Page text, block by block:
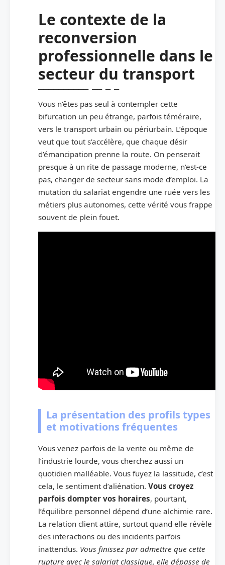
Le contexte de la
reconversion
professionnelle dans le
secteur du transport
Vous n’êtes pas seul à contempler cette
bifurcation un peu étrange, parfois téméraire,
vers le transport urbain ou périurbain. L’époque
veut que tout s’accélère, que chaque désir
d’émancipation prenne la route. On penserait
presque à un rite de passage moderne, n’est-ce
pas, changer de secteur sans mode d’emploi. La
mutation du salariat engendre une ruée vers les
métiers plus autonomes, cette vérité vous frappe
souvent de plein fouet.
La présentation des profils types
et motivations fréquentes
Vous venez parfois de la vente ou même de
l’industrie lourde, vous cherchez aussi un
quotidien malléable. Vous fuyez la lassitude, c’est
cela, le sentiment d’aliénation. Vous croyez
parfois dompter vos horaires, pourtant,
l’équilibre personnel dépend d’une alchimie rare.
La relation client attire, surtout quand elle révèle
des interactions ou des incidents parfois
inattendus. Vous finissez par admettre que cette
rupture avec le salariat classique, elle dépasse de